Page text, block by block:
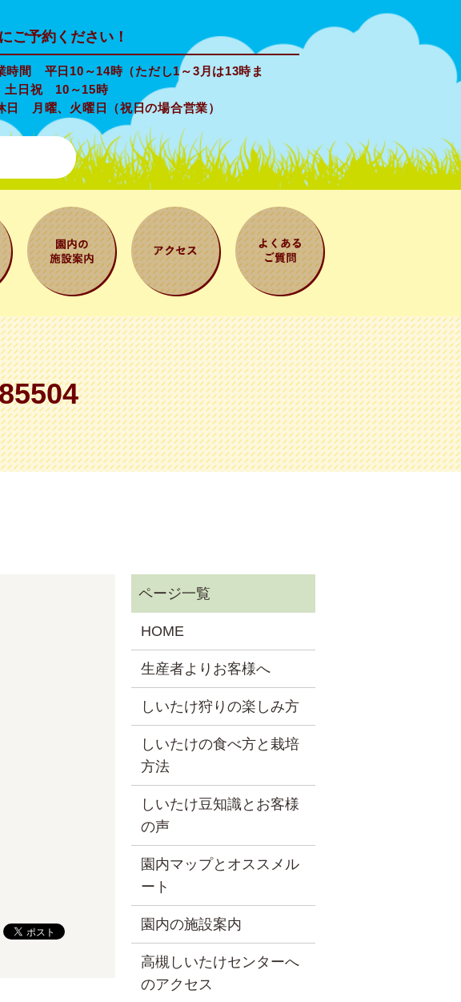
ご予約ください！
時間 平日10～14時（ただし1～3月は13時ま
日祝 10～15時
日 月曜、火曜日（祝日の場合営業）
内
HOME
生産者よりお客様へ
しいたけ狩りの楽しみ方
しいたけの食べ方と栽培
方法
しいたけ豆知識とお客様
の声
園内マップとオススメル
ート
園内の施設案内
高槻しいたけセンターへ
のアクセス